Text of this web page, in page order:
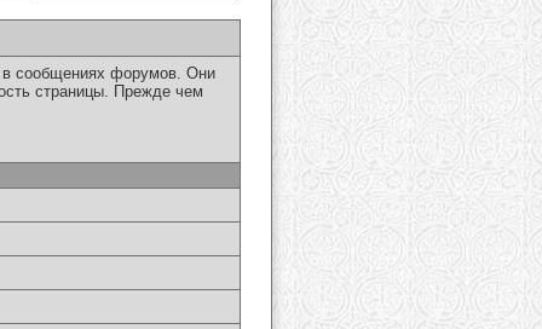
в сообщениях форумов. Они
страницы. Прежде чем